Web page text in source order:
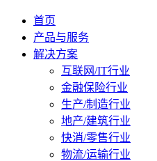
首页
产品与服务
解决方案
互联网/IT行业
金融保险行业
生产/制造行业
地产/建筑行业
快消/零售行业
物流/运输行业